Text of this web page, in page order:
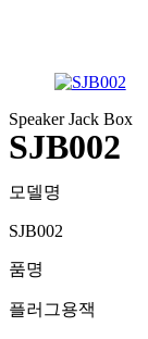
Speaker Jack Box
SJB002
모델명
SJB002
품명
플러그용잭